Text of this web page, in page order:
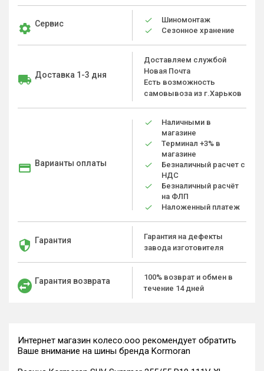
Сервис
Шиномонтаж
Сезонное хранение
Доставка 1-3 дня
Доставляем службой
Новая Почта
Есть возможность
самовывоза из г.Харьков
Варианты оплаты
Наличными в
магазине
Терминал +3% в
магазине
Безналичный расчет с
НДС
Безналичный расчёт
на ФЛП
Наложенный платеж
Гарантия
Гарантия на дефекты
завода изготовителя
Гарантия возврата
100% возврат и обмен в
течение 14 дней
Интернет магазин колесо.ооо рекомендует обратить
Ваше внимание на шины бренда Kormoran